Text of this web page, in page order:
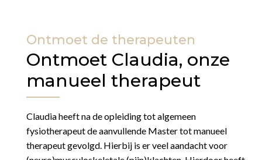
Ontmoet de therapeuten
Ontmoet Claudia, onze
manueel therapeut
Claudia heeft na de opleiding tot algemeen
fysiotherapeut de aanvullende Master tot manueel
therapeut gevolgd. Hierbij is er veel aandacht voor